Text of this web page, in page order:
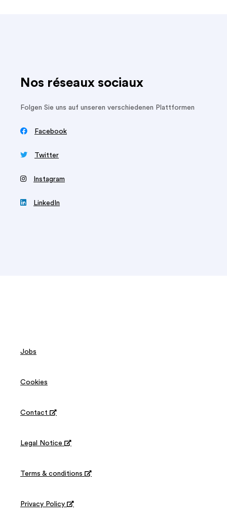
Nos réseaux sociaux
Folgen Sie uns auf unseren verschiedenen Plattformen
 Facebook
 Twitter
‍ Instagram
 LinkedIn
Jobs
Cookies
Contact 
Legal Notice 
Terms & conditions 
Privacy Policy 